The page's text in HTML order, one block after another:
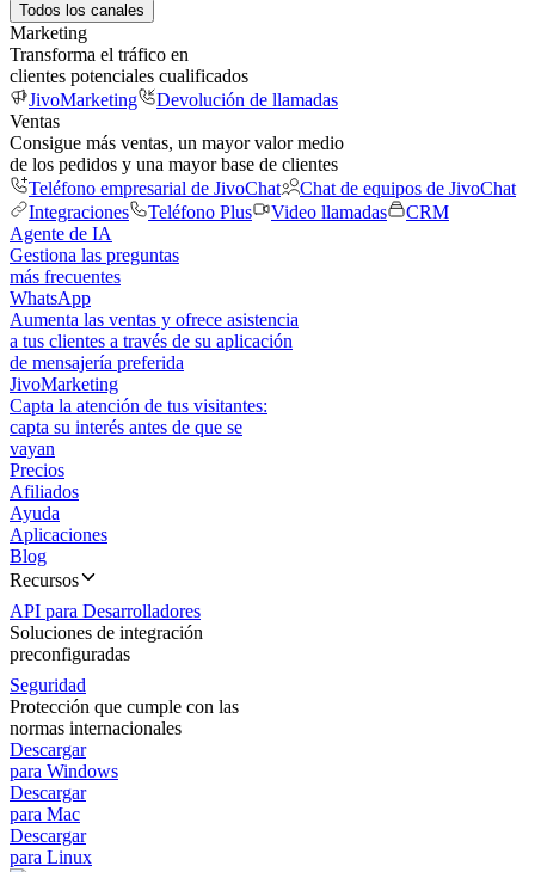
Todos los canales
Marketing
Transforma el tráfico en
clientes potenciales cualificados
JivoMarketing
Devolución de llamadas
Ventas
Consigue más ventas, un mayor valor medio
de los pedidos y una mayor base de clientes
Teléfono empresarial de JivoChat
Chat de equipos de JivoChat
Integraciones
Teléfono Plus Video llamadas
CRM
Agente de IA
Gestiona las preguntas
más frecuentes
WhatsApp
Aumenta las ventas y ofrece asistencia
a tus clientes a través de su aplicación
de mensajería preferida
JivoMarketing
Capta la atención de tus visitantes:
capta su interés antes de que se
vayan
Precios
Afiliados
Ayuda
Aplicaciones
Blog
Recursos
API para Desarrolladores
Soluciones de integración
preconfiguradas
Seguridad
Protección que cumple con las
normas internacionales
Descargar
para Windows
Descargar
para Mac
Descargar
para Linux